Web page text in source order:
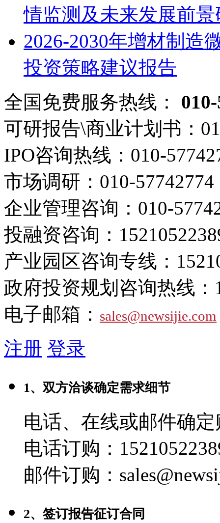
情监测及未来发展前
2026-2030年增材制造
投资策略建议报告
全国免费服务热线：
可研报告\商业计划书：
IPO咨询热线： 010-
市场调研： 010-57742774
企业管理咨询： 010-
投融资咨询：
产业园区咨询专线：
政府投资规划咨询热线：
电子邮箱： sales@newsijie.com
注册 登录
1、双方洽谈确定需求细节
电话、在线或邮件确
电话订购：
邮件订购：
2、签订报告征订合同